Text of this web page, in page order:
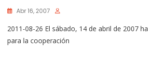
Abr 16, 2007
2011-08-26 El sábado, 14 de abril de 2007
para la cooperación